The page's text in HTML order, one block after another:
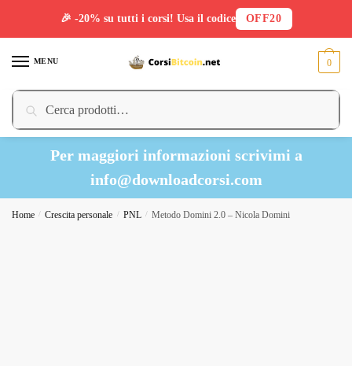
MENU
Cerca:
Cerca
0
Per maggiori informazioni scrivimi a
info@downloadcorsi.com
Home / Crescita personale / PNL / Metodo Domini 2.0 – Nicola Domini
🎉 -20% su tutti i corsi! Usa il codice OFF20